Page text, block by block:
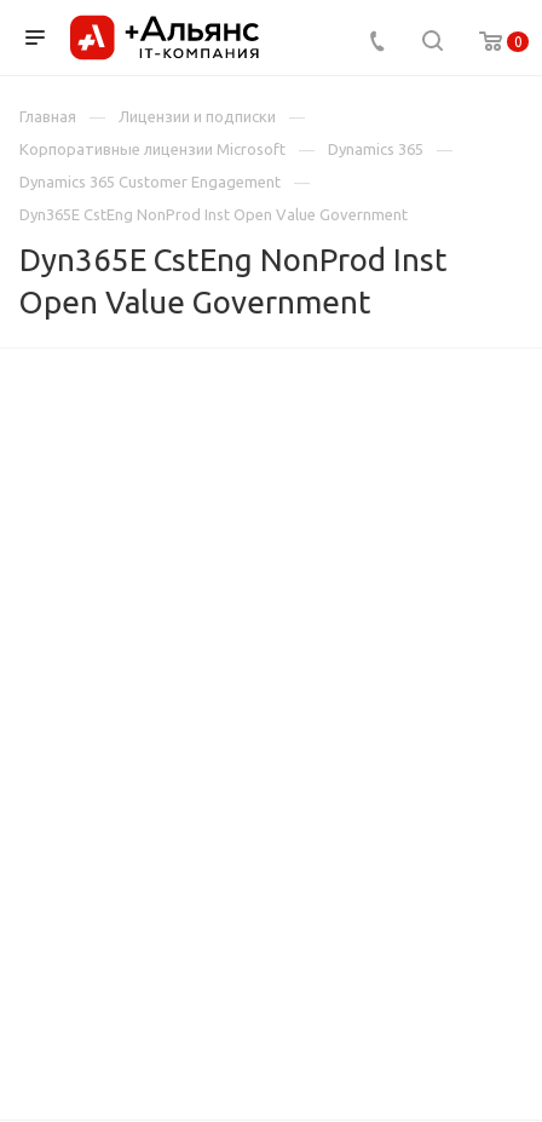
0
Главная
Лицензии и подписки
Корпоративные лицензии Microsoft
Dynamics 365
Dynamics 365 Customer Engagement
Dyn365E CstEng NonProd Inst Open Value Government
Dyn365E CstEng NonProd Inst
Open Value Government